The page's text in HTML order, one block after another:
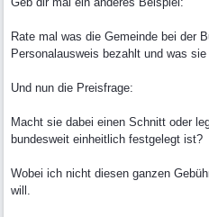
Rate mal was die Gemeinde bei der
Personalausweis bezahlt und was
Und nun die Preisfrage:
Macht sie dabei einen Schnitt oder
bundesweit einheitlich festgelegt ist?
Wobei ich nicht diesen ganzen
will.